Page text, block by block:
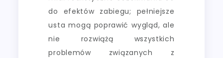
do efektów zabiegu; pełniejsze
usta mogą poprawić wygląd, ale
nie rozwiążą wszystkich
problemów związanych z